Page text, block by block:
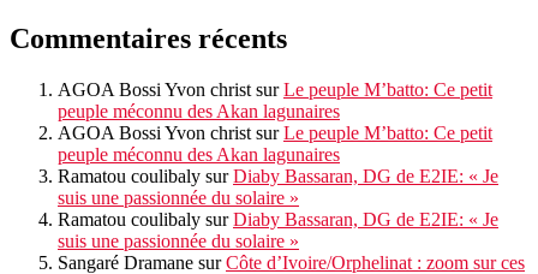
Commentaires récents
AGOA Bossi Yvon christ surLe peuple M’batto: Ce petit
peuple méconnu des Akan lagunaires
AGOA Bossi Yvon christ surLe peuple M’batto: Ce petit
peuple méconnu des Akan lagunaires
Ramatou coulibaly surDiaby Bassaran, DG de E2IE: « Je
suis une passionnée du solaire »
Ramatou coulibaly surDiaby Bassaran, DG de E2IE: « Je
suis une passionnée du solaire »
Sangaré Dramane surCôte d’Ivoire/Orphelinat : zoom sur ces